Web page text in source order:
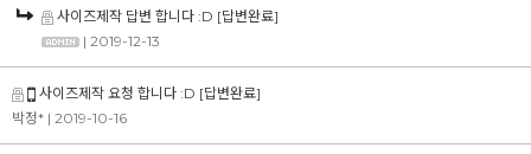
사이즈제작 답변 합니다 :D [답변완료]
| 2019-12-13
사이즈제작 요청 합니다 :D [답변완료]
박정* | 2019-10-16